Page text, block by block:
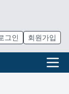
그인 회원가입